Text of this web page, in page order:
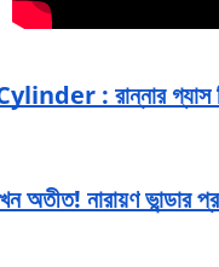
: রান্নার গ্যাস
অতীত! নারায়ণ